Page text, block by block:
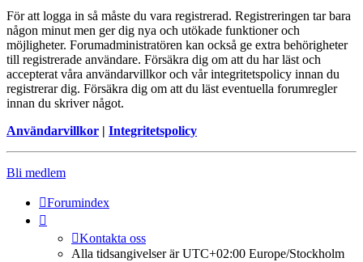
För att logga in så måste du vara registrerad. Registreringen tar bara
någon minut men ger dig nya och utökade funktioner och
möjligheter. Forumadministratören kan också ge extra behörigheter
till registrerade användare. Försäkra dig om att du har läst och
accepterat våra användarvillkor och vår integritetspolicy innan du
registrerar dig. Försäkra dig om att du läst eventuella forumregler
innan du skriver något.
Användarvillkor | Integritetspolicy
Bli medlem
Forumindex
Kontakta oss
Alla tidsangivelser är UTC+02:00 Europe/Stockholm